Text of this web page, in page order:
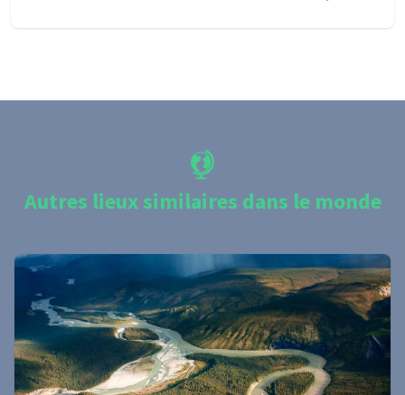
Autres lieux similaires dans le monde